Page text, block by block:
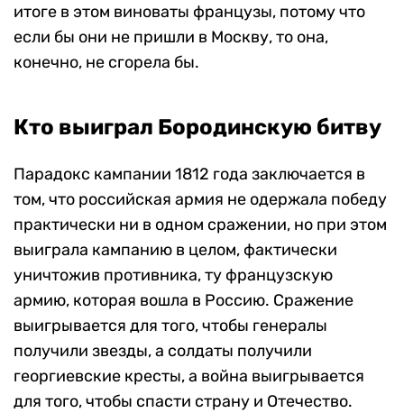
итоге в этом виноваты французы, потому что
если бы они не пришли в Москву, то она,
конечно, не сгорела бы.
Кто выиграл Бородинскую битву
Парадокс кампании 1812 года заключается в
том, что российская армия не одержала победу
практически ни в одном сражении, но при этом
выиграла кампанию в целом, фактически
уничтожив противника, ту французскую
армию, которая вошла в Россию. Сражение
выигрывается для того, чтобы генералы
получили звезды, а солдаты получили
георгиевские кресты, а война выигрывается
для того, чтобы спасти страну и Отечество.